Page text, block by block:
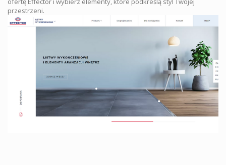
przestrzeni.